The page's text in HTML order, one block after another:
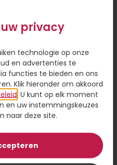
Giftbox JANZEN for
Men
29,95
privacy
technologie op onze
en advertenties te
functies te bieden en ons
Klik hieronder om akkoord
. U kunt op elk moment
en uw instemmingskeuzes
naar deze site.